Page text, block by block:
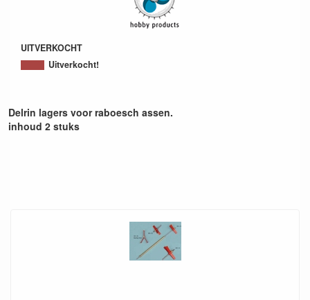
UITVERKOCHT
Uitverkocht!
Delrin lagers voor raboesch assen.
inhoud 2 stuks